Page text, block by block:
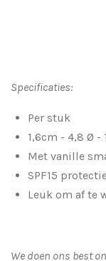
Specificaties:
Per stuk
1,6cm - 4,8 Ø -
Met vanille
SPF15
Leuk om af te
We doen ons best